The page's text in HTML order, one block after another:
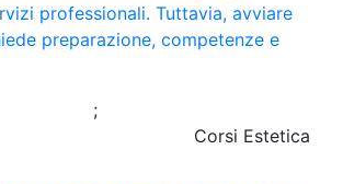
professionali. Tuttavia, avviare
preparazione, competenze e
;
Corsi Estetica